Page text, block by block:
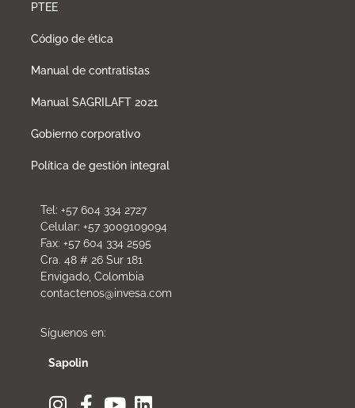
PTEE
Código de ética
Manual de contratistas
Manual SAGRILAFT 2021
Gobierno corporativo
Política de gestión integral
Tel: +57 604 334 2727
Celular: +57 3009109094
Fax: +57 604 334 2595
Cra. 48 # 26 Sur 181
Envigado, Colombia
contactenos@invesa.com
Síguenos en:
Sapolin